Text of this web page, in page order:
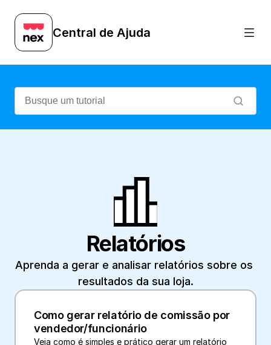
Central de Ajuda
Relatórios
Aprenda a gerar e analisar relatórios sobre os
resultados da sua loja.
Como gerar relatório de comissão por
vendedor/funcionário
Veja como é simples e prático gerar um relatório